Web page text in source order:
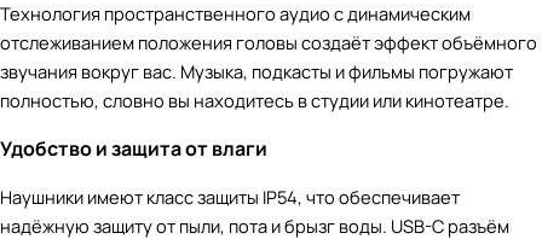
Технология пространственного аудио с динамическим
отслеживанием положения головы создаёт эффект объёмного
звучания вокруг вас. Музыка, подкасты и фильмы погружают
полностью, словно вы находитесь в студии или кинотеатре.
Удобство и защита от влаги
Наушники имеют класс защиты IP54, что обеспечивает
надёжную защиту от пыли, пота и брызг воды. USB-C разъём